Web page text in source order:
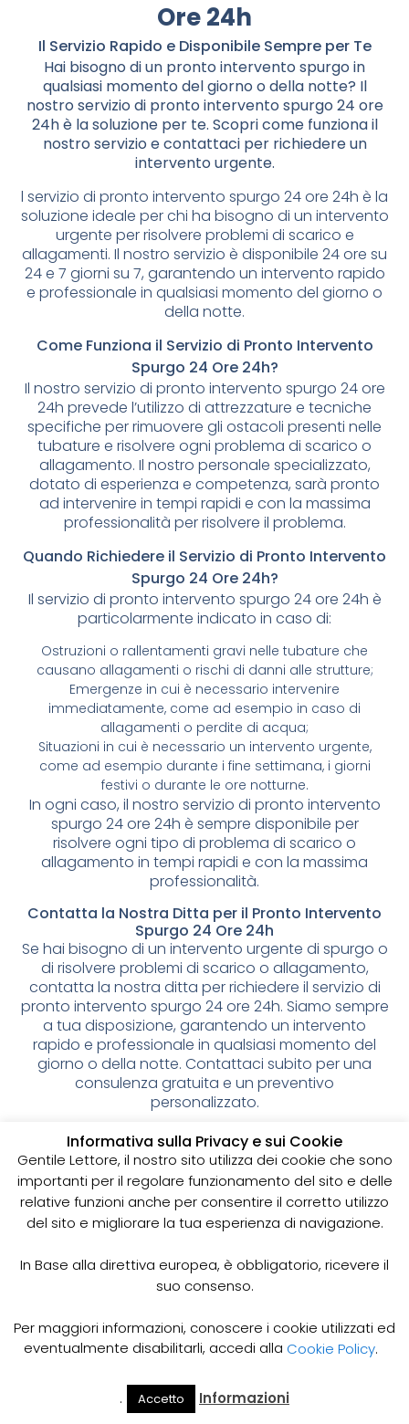
Ore 24h
Il Servizio Rapido e Disponibile Sempre per Te
Hai bisogno di un pronto intervento spurgo in
qualsiasi momento del giorno o della notte? Il
nostro servizio di pronto intervento spurgo 24 ore
24h è la soluzione per te. Scopri come funziona il
nostro servizio e contattaci per richiedere un
intervento urgente.
l servizio di pronto intervento spurgo 24 ore 24h è la
soluzione ideale per chi ha bisogno di un intervento
urgente per risolvere problemi di scarico e
allagamenti. Il nostro servizio è disponibile 24 ore su
24 e 7 giorni su 7, garantendo un intervento rapido
e professionale in qualsiasi momento del giorno o
della notte.
Come Funziona il Servizio di Pronto Intervento
Spurgo 24 Ore 24h?
Il nostro servizio di pronto intervento spurgo 24 ore
24h prevede l’utilizzo di attrezzature e tecniche
specifiche per rimuovere gli ostacoli presenti nelle
tubature e risolvere ogni problema di scarico o
allagamento. Il nostro personale specializzato,
dotato di esperienza e competenza, sarà pronto
ad intervenire in tempi rapidi e con la massima
professionalità per risolvere il problema.
Quando Richiedere il Servizio di Pronto Intervento
Spurgo 24 Ore 24h?
Il servizio di pronto intervento spurgo 24 ore 24h è
particolarmente indicato in caso di:
Ostruzioni o rallentamenti gravi nelle tubature che
causano allagamenti o rischi di danni alle strutture;
Emergenze in cui è necessario intervenire
immediatamente, come ad esempio in caso di
allagamenti o perdite di acqua;
Situazioni in cui è necessario un intervento urgente,
come ad esempio durante i fine settimana, i giorni
festivi o durante le ore notturne.
In ogni caso, il nostro servizio di pronto intervento
spurgo 24 ore 24h è sempre disponibile per
risolvere ogni tipo di problema di scarico o
allagamento in tempi rapidi e con la massima
professionalità.
Contatta la Nostra Ditta per il Pronto Intervento
Spurgo 24 Ore 24h
Se hai bisogno di un intervento urgente di spurgo o
di risolvere problemi di scarico o allagamento,
contatta la nostra ditta per richiedere il servizio di
pronto intervento spurgo 24 ore 24h. Siamo sempre
a tua disposizione, garantendo un intervento
rapido e professionale in qualsiasi momento del
giorno o della notte. Contattaci subito per una
consulenza gratuita e un preventivo
personalizzato.
Spurgo pozzi neri: cos’è e
perché è importante
I pozzi neri sono delle strutture sotterranee utilizzate
per la raccolta delle acque reflue domestiche,
sistema di smaltimento delle acque fognarie. Lo
spurgo dei pozzi neri è un’operazione essenziale
e prevenire il rischio di allagamenti, cattivi odori e
infezioni.
Lo spurgo dei pozzi neri viene effettuato mediante
l’utilizzo di apposite pompe e attrezzature
Cerca Il Mio
Informativa sulla Privacy e sui Cookie
Gentile Lettore, il nostro sito utilizza dei cookie che sono
importanti per il regolare funzionamento del sito e delle
relative funzioni anche per consentire il corretto utilizzo
del sito e migliorare la tua esperienza di navigazione.
In Base alla direttiva europea, è obbligatorio, ricevere il
suo consenso.
Per maggiori informazioni, conoscere i cookie utilizzati ed
eventualmente disabilitarli, accedi alla Cookie Policy.
. Accetto Informazioni